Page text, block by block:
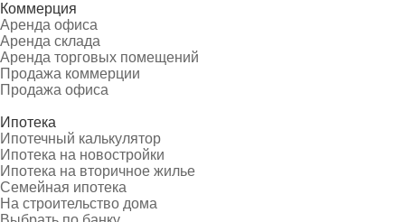
Коммерция
Аренда офиса
Аренда склада
Аренда торговых помещений
Продажа коммерции
Продажа офиса
Ипотека
Ипотечный калькулятор
Ипотека на новостройки
Ипотека на вторичное жилье
Семейная ипотека
На строительство дома